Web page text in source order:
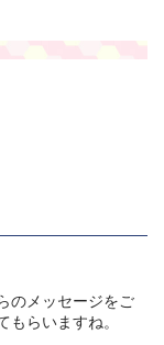
のメッセージをご
らいますね。